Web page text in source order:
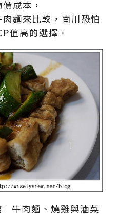
成本，
麵來比較，南川恐怕
值高的選擇。